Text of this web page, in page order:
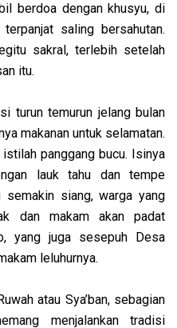
berdoa dengan khusyu, di
saling bersahutan.
sakral, terlebih setelah
itu.
turun temurun jelang bulan
makanan untuk selamatan.
panggang bucu. Isinya
lauk tahu dan tempe
siang, warga yang
dan makam akan padat
yang juga sesepuh Desa
leluhurnya.
atau Sya’ban, sebagian
menjalankan tradisi